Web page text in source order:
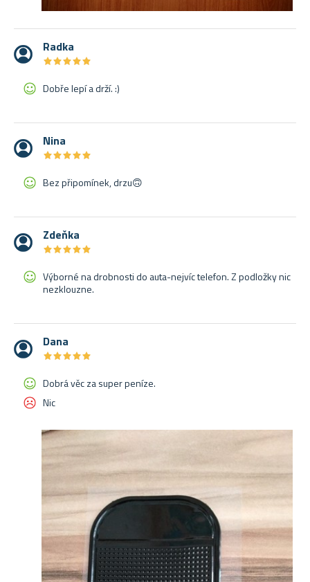
Radka
★★★★★
★★★★★
Dobře lepí a drží. :)
Nina
★★★★★
★★★★★
Bez připomínek, drzu🙃
Zdeňka
★★★★★
★★★★★
Výborné na drobnosti do auta-nejvíc telefon. Z podložky nic
nezklouzne.
Dana
★★★★★
★★★★★
Dobrá věc za super peníze.
Nic